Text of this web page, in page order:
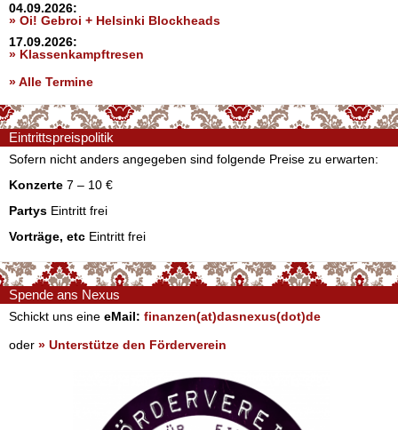
04.09.2026:
» Oi! Gebroi + Helsinki Blockheads
17.09.2026:
» Klassenkampftresen
» Alle Termine
Eintrittspreispolitik
Sofern nicht anders angegeben sind folgende Preise zu erwarten:
Konzerte 7 – 10 €
Partys Eintritt frei
Vorträge, etc Eintritt frei
Spende ans Nexus
Schickt uns eine eMail: finanzen(at)dasnexus(dot)de
oder » Unterstütze den Förderverein